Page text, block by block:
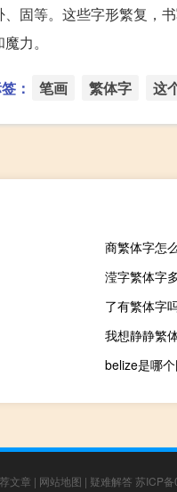
固等。这些字形繁复，
力。
： 笔画 繁体字 这
商繁体字怎
滢字繁体字
了有繁体字
我想静静繁
belize是哪
文章 | 网站地图 | 疑难解答 苏ICP